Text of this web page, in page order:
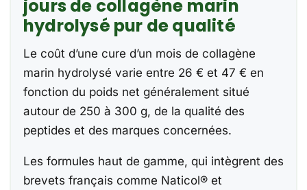
jours de collagène marin
hydrolysé pur de qualité
Le coût d’une cure d’un mois de collagène
marin hydrolysé varie entre 26 € et 47 € en
fonction du poids net généralement situé
autour de 250 à 300 g, de la qualité des
peptides et des marques concernées.
Les formules haut de gamme, qui intègrent des
brevets français comme Naticol® et